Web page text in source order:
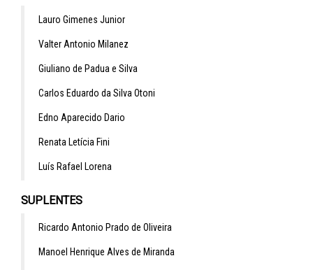
Lauro Gimenes Junior
Valter Antonio Milanez
Giuliano de Padua e Silva
Carlos Eduardo da Silva Otoni
Edno Aparecido Dario
Renata Letícia Fini
Luís Rafael Lorena
SUPLENTES
Ricardo Antonio Prado de Oliveira
Manoel Henrique Alves de Miranda